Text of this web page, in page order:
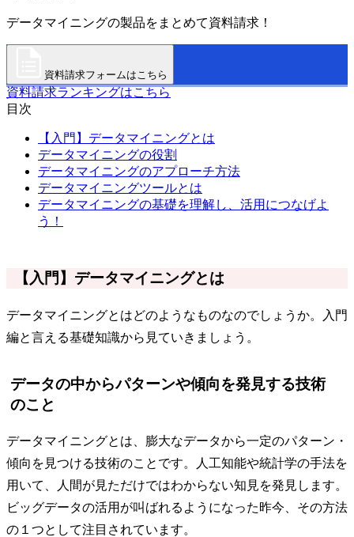
データマイニングの製品をまとめて資料請求！
資料請求フォームはこちら
資料請求ランキングはこちら
目次
【入門】データマイニングとは
データマイニングの役割
データマイニングのアプローチ方法
データマイニングツールとは
データマイニングの基礎を理解し、活用につなげよ
う！
【入門】データマイニングとは
データマイニングとはどのようなものなのでしょうか。入門
編と言える基礎知識から見ていきましょう。
データの中からパターンや傾向を発見する技術
のこと
データマイニングとは、膨大なデータから一定のパターン・
傾向を見つける技術のことです。人工知能や統計学の手法を
用いて、人間が見ただけではわからない知見を発見します。
ビッグデータの活用が叫ばれるようになった昨今、その方法
の１つとして注目されています。